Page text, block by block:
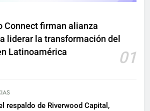
Connect firman alianza
liderar la transformación del
Latinoamérica
01
respaldo de Riverwood Capital,